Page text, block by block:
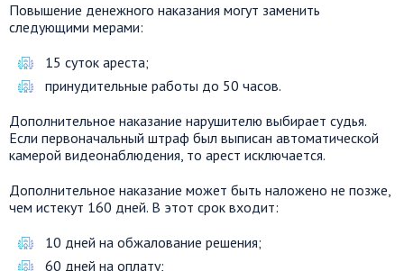
Повышение денежного наказания могут заменить
следующими мерами:
15 суток ареста;
принудительные работы до 50 часов.
Дополнительное наказание нарушителю выбирает судья.
Если первоначальный штраф был выписан автоматической
камерой видеонаблюдения, то арест исключается.
Дополнительное наказание может быть наложено не позже,
чем истекут 160 дней. В этот срок входит:
10 дней на обжалование решения;
60 дней на оплату;